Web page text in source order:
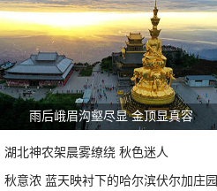
雨后峨眉沟壑尽显 金顶显真容
湖北神农架晨雾缭绕 秋色迷人
秋意浓 蓝天映衬下的哈尔滨伏尔加庄园